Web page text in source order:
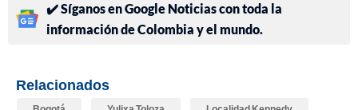
✔️ Síganos en Google Noticias con toda la
información de Colombia y el mundo.
Relacionados